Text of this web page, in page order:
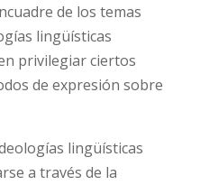
de los temas
lingüísticas
privilegiar ciertos
de expresión sobre
lingüísticas
a través de la